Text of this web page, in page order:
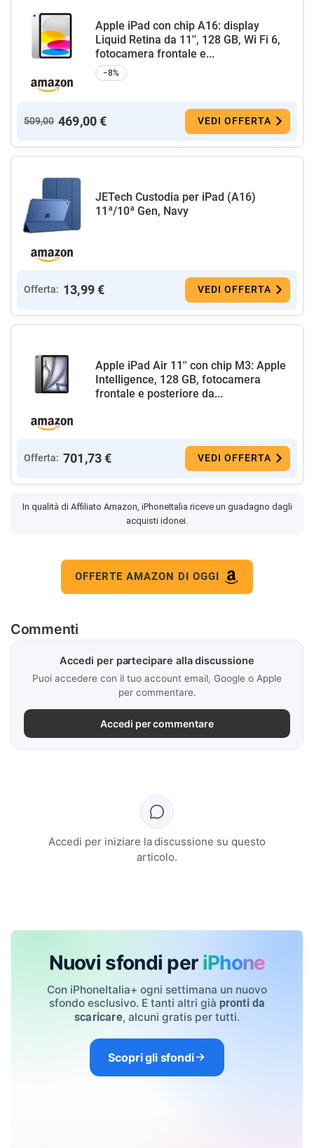
Apple iPad con chip A16: display
Liquid Retina da 11'', 128 GB, Wi Fi 6,
fotocamera frontale e...
−8%
509,00 469,00 € VEDI OFFERTA
JETech Custodia per iPad (A16)
11ª/10ª Gen, Navy
Offerta: 13,99 € VEDI OFFERTA
Apple iPad Air 11'' con chip M3: Apple
Intelligence, 128 GB, fotocamera
frontale e posteriore da...
Offerta: 701,73 € VEDI OFFERTA
In qualità di Affiliato Amazon, iPhoneItalia riceve un guadagno dagli
acquisti idonei.
OFFERTE AMAZON DI OGGI
Commenti
Accedi per partecipare alla discussione
Puoi accedere con il tuo account email, Google o Apple
per commentare.
Accedi per commentare
Accedi per iniziare la discussione su questo
articolo.
Nuovi sfondi per iPhone
Con iPhoneItalia+ ogni settimana un nuovo
sfondo esclusivo. E tanti altri già pronti da
scaricare, alcuni gratis per tutti.
Scopri gli sfondi